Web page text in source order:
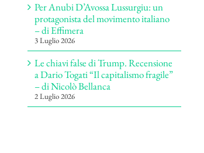
Per Anubi D’Avossa Lussurgiu: un
protagonista del movimento italiano
– di Effimera
3 Luglio 2026
Le chiavi false di Trump. Recensione
a Dario Togati “Il capitalismo fragile”
– di Nicolò Bellanca
2 Luglio 2026